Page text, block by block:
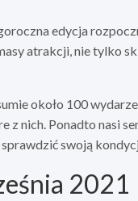
edycja
atrakcji, nie tylko
około 100
nich. Ponadto nasi
swoją
2021